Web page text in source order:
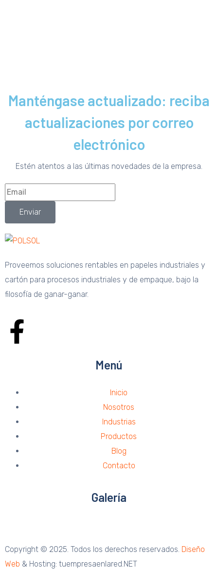
Manténgase actualizado: reciba
actualizaciones por correo
electrónico
Estén atentos a las últimas novedades de la empresa.
Enviar
Proveemos soluciones rentables en papeles industriales y
cartón para procesos industriales y de empaque, bajo la
filosofía de ganar-ganar.
Menú
Inicio
Nosotros
Industrias
Productos
Blog
Contacto
Galería
Copyright © 2025. Todos los derechos reservados. Diseño
Web & Hosting: tuempresaenlared.NET